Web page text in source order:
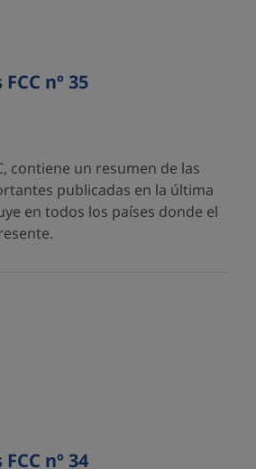
nº 35
contiene un resumen de las
publicadas en la última
en todos los países donde el
nº 34